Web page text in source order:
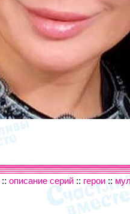
:: описание серий :: герои::